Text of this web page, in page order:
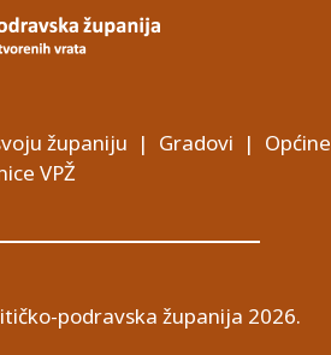
županiju | Gradovi | Općine
VPŽ
podravska županija 2026.